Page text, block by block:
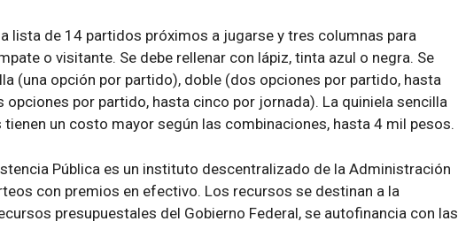
lista de 14 partidos próximos a jugarse y tres columnas para
o visitante. Se debe rellenar con lápiz, tinta azul o negra. Se
(una opción por partido), doble (dos opciones por partido, hasta
por partido, hasta cinco por jornada). La quiniela sencilla
un costo mayor según las combinaciones, hasta 4 mil pesos.
Pública es un instituto descentralizado de la Administración
con premios en efectivo. Los recursos se destinan a la
presupuestales del Gobierno Federal, se autofinancia con las